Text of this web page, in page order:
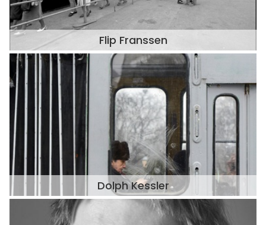
Flip Franssen
Dolph Kessler